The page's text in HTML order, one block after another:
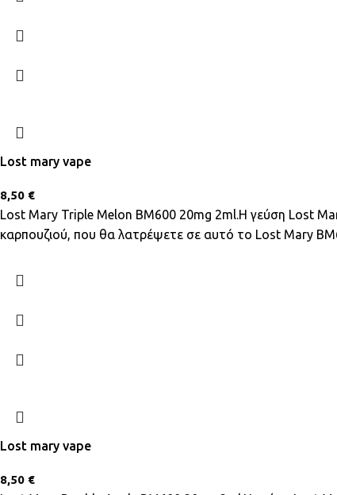
Lost mary vape
8,50 €
Lost Mary Triple Melon BM600 20mg 2ml.Η γεύση Lost
καρπουζιού, που θα λατρέψετε σε αυτό το Lost Mary
Lost mary vape
8,50 €